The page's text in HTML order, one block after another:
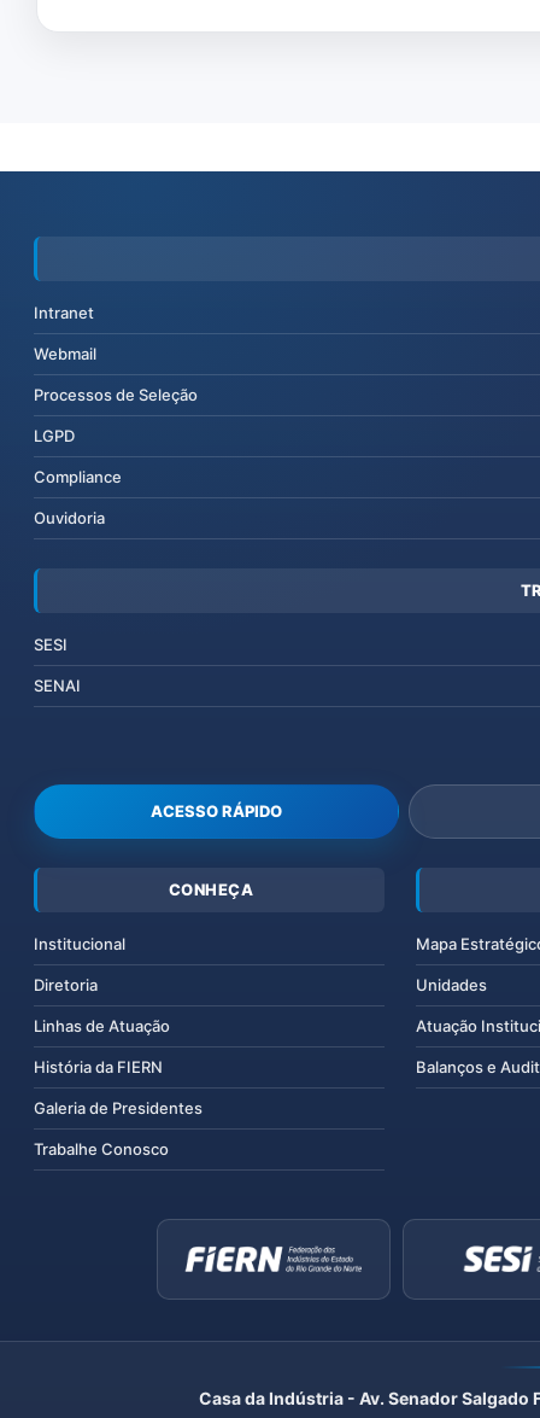
Intranet
Webmail
Processos de Seleção
LGPD
Compliance
Ouvidoria
SESI
SENAI
ACESSO RÁPIDO
CONHEÇA
Institucional
Diretoria
Linhas de Atuação
História da FIERN
Galeria de Presidentes
Trabalhe Conosco
Mapa
Unidades
Atuação
Balanços e
Casa da Indústria - Av. Senador